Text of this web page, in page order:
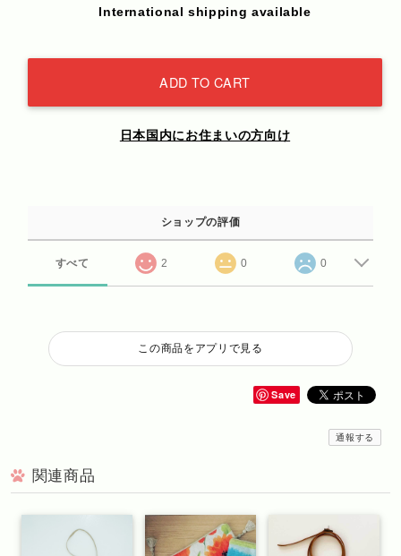
International shipping available
ADD TO CART
日本国内にお住まいの方向け
ショップの評価
すべて 2 0 0
この商品をアプリで見る
Save
通報する
関連商品